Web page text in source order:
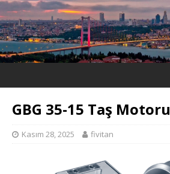
GBG 35-15 Taş Motoru
Kasım 28, 2025 fivitan